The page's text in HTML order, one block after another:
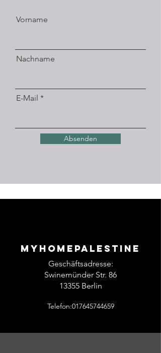
Vorname
Nachname
E-Mail
Absenden
Myhomepalestine
Geschäftsadresse:
Swinemünder Str. 86
13355 Berlin
Telefon:017645744659